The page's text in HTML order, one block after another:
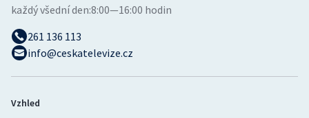
každý všední den:8:00—16:00 hodin
261 136 113
info@ceskatelevize.cz
Vzhled